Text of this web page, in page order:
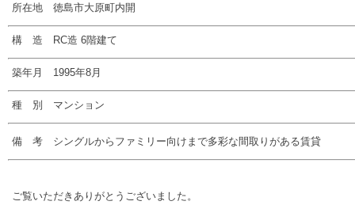
所在地 徳島市大原町内開
構 造 RC造 6階建て
築年月 1995年8月
種 別 マンション
備 考 シングルからファミリー向けまで多彩な間取りがある賃貸
ご覧いただきありがとうございました。